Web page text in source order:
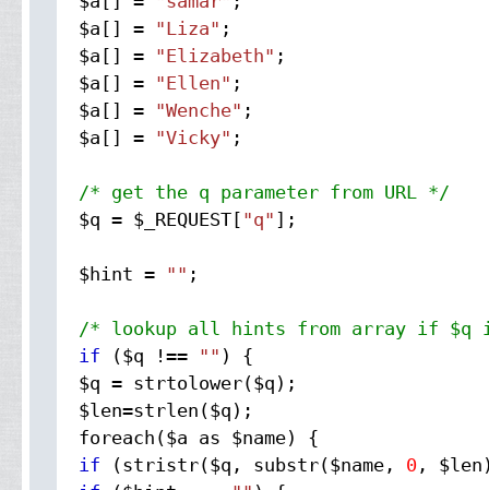
$a[] = "Liza" ;
$a[] = "Elizabeth" ;
$a[] = "Ellen" ;
$a[] = "Wenche" ;
$a[] = "Vicky" ;
/* get the q parameter from URL */
$q = $_REQUEST[ "q" ];
$hint = "" ;
/* lookup all hints from array if
if ($q !== "" ) {
$q = strtolower($q);
$len=strlen($q);
foreach($a as $name) {
if (stristr($q, substr($name, 0,